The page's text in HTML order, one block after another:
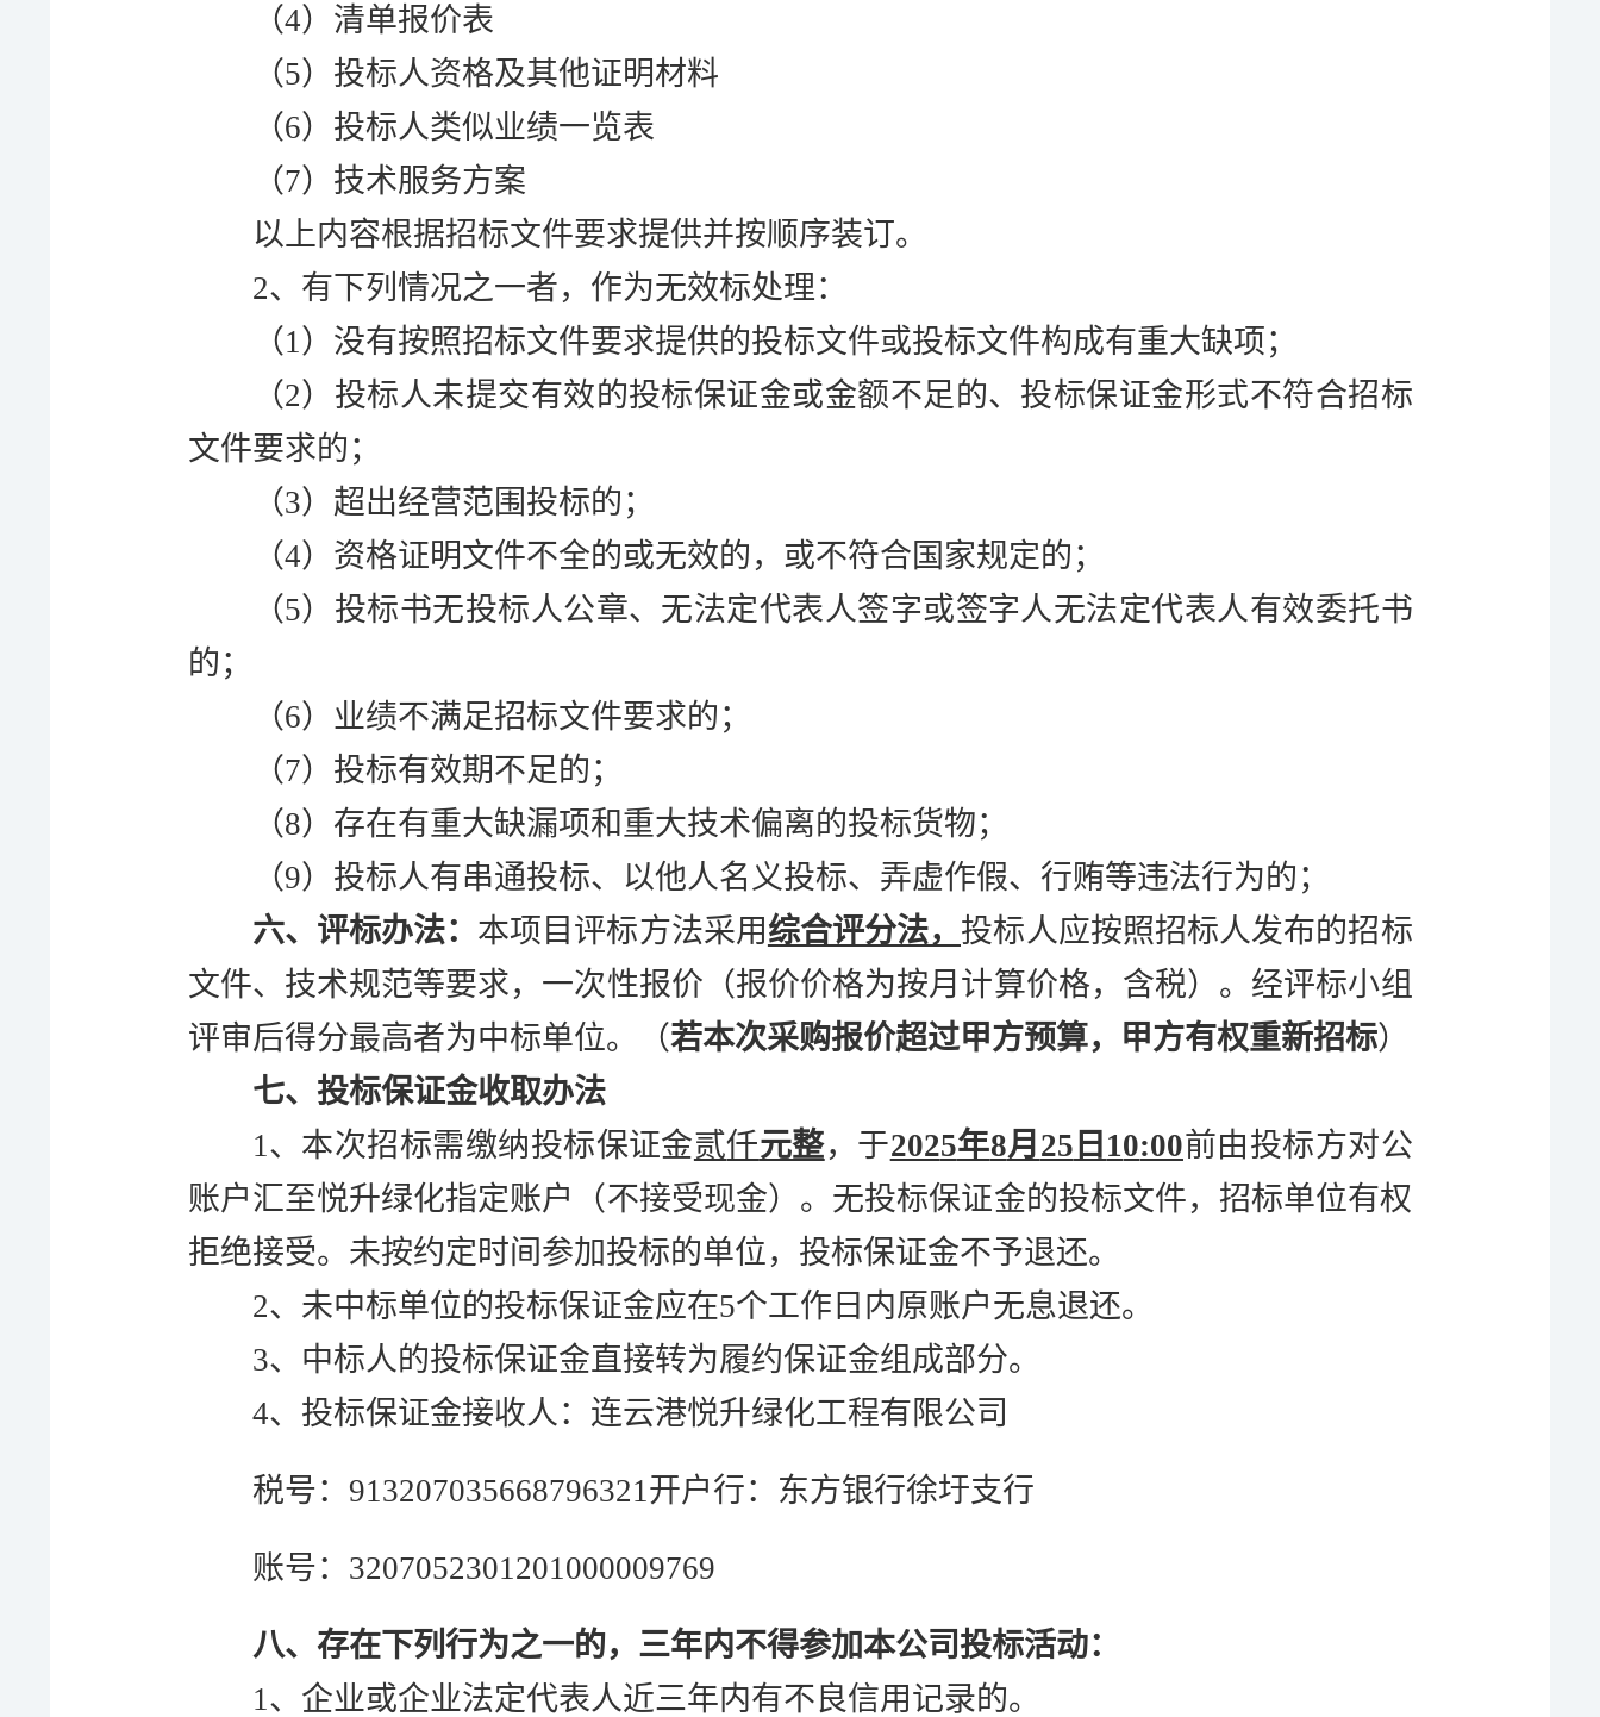
（4）清单报价表
（5）投标人资格及其他证明材料
（6）投标人类似业绩一览表
（7）技术服务方案
以上内容根据招标文件要求提供并按顺序装订。
2、有下列情况之一者， 作为无效标处理：
（1 ） 没有按照招标文件要求提供的投标文件或投标文件构成有重大缺项；
（2） 投标人未提交有效的投标保证金或金额不足的、投标保证金形式不符合招标
文件要求的；
（3） 超出经营范围投标的；
（4） 资格证明文件不全的或无效的，或不符合国家规定的；
（5） 投标书无投标人公章、无法定代表人签字或签字人无法定代表人有效委托书
的；
（6） 业绩不满足招标文件要求的；
（7） 投标有效期不足的；
（8） 存在有重大缺漏项和重大技术偏离的投标货物；
（9） 投标人有串通投标、以他人名义投标、弄虚作假、行贿等违法行为的；
六、评标办法： 本项目评标方法采用 综合评分法， 投标人应按照招标人发布的招标
文件、技术规范等要求，一次性报价 （报价价格为按月计算价格，含税） 。经评标小组
评审后得分最高者为中标单位。（若本次采购报价超过甲方预算，甲方有权重新招标）
七、投标保证金收取办法
1、本次招标需缴纳投标保证金贰仟元整，于2025年8月 25 日 10:00前由投标方对公
账户汇至悦升绿化指定账户（不接受现金）。无投标保证金的投标文件，招标单位有权
拒绝接受。未按约定时间参加投标的单位，投标保证金不予退还。
2、未中标单位的投标保证金应在5个工作日内原账户无息退还。
3、中标人的投标保证金直接转为履约保证金组成部分。
4、投标保证金接收人：连云港悦升绿化工程有限公司
税号： 913207035668796321 开户行：东方银行徐圩支行
账号： 3207052301201000009769
八、 存在下列行为之一的， 三年内不得参加本公司 投标活动：
1 、 企业或企业法定代表人近三年内有不良信用记录的。